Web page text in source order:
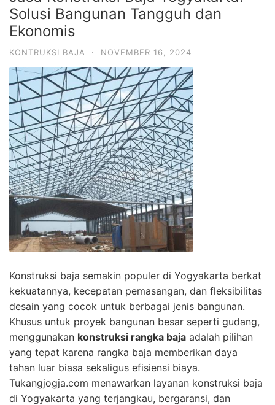
Solusi Bangunan Tangguh dan
Ekonomis
KONTRUKSI BAJA · NOVEMBER 16, 2024
Konstruksi baja semakin populer di Yogyakarta berkat
kekuatannya, kecepatan pemasangan, dan fleksibilitas
desain yang cocok untuk berbagai jenis bangunan.
Khusus untuk proyek bangunan besar seperti gudang,
menggunakan konstruksi rangka baja adalah pilihan
yang tepat karena rangka baja memberikan daya
tahan luar biasa sekaligus efisiensi biaya.
Tukangjogja.com menawarkan layanan konstruksi baja
di Yogyakarta yang terjangkau, bergaransi, dan